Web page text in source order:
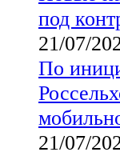
под
21/07/
По
21/07/